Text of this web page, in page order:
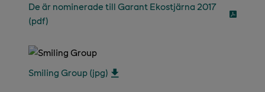
De är nominerade till Garant Ekostjärna 2017
(pdf)
Smiling Group (jpg)